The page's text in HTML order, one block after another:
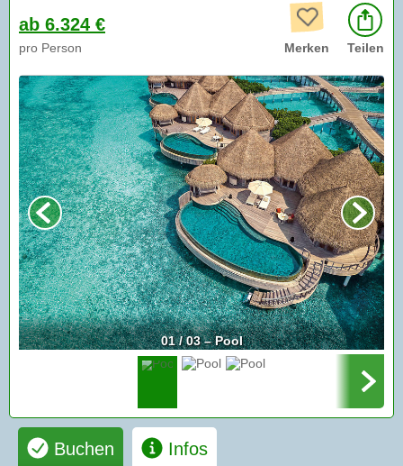
ab 6.324 €
pro Person Merken Teilen
01 / 03 – Pool
Buchen Infos